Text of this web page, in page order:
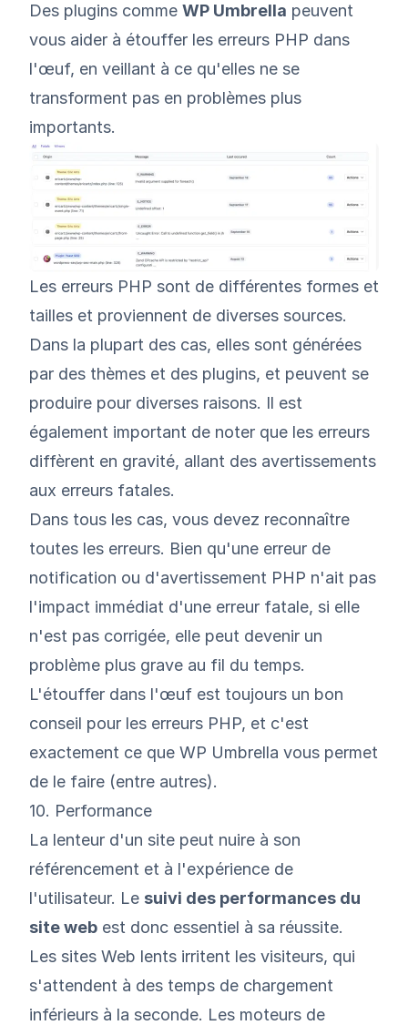
Des plugins comme WP Umbrella peuvent
vous aider à étouffer les erreurs PHP dans
l'œuf, en veillant à ce qu'elles ne se
transforment pas en problèmes plus
importants.
Les erreurs PHP sont de différentes formes et
tailles et proviennent de diverses sources.
Dans la plupart des cas, elles sont générées
par des thèmes et des plugins, et peuvent se
produire pour diverses raisons. Il est
également important de noter que les erreurs
diffèrent en gravité, allant des avertissements
aux erreurs fatales.
Dans tous les cas, vous devez reconnaître
toutes les erreurs. Bien qu'une erreur de
notification ou d'avertissement PHP n'ait pas
l'impact immédiat d'une erreur fatale, si elle
n'est pas corrigée, elle peut devenir un
problème plus grave au fil du temps.
L'étouffer dans l'œuf est toujours un bon
conseil pour les erreurs PHP, et c'est
exactement ce que WP Umbrella vous permet
de le faire (entre autres).
10. Performance
La lenteur d'un site peut nuire à son
référencement et à l'expérience de
l'utilisateur. Le suivi des performances du
site web est donc essentiel à sa réussite.
Les sites Web lents irritent les visiteurs, qui
s'attendent à des temps de chargement
inférieurs à la seconde. Les moteurs de